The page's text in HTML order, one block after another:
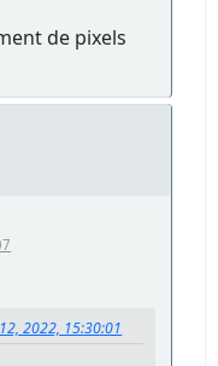
de pixels
2022, 15:30:01